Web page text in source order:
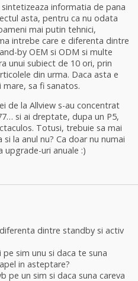
informatia de pana
asta, pentru ca nu odata
mai putin tehnici,
intrebe care e diferenta dintre
by OEM si ODM si multe
unui subiect de 10 ori, prin
din urma. Daca asta e
sa fi sanatos.
de la Allview s-au concentrat
si ai dreptate, dupa un P5,
Totusi, trebuie sa mai
si la anul nu? Ca doar nu numai
upgrade-uri anuale :)
dintre standby si activ
sim unu si daca te suna
in asteptare?
pe un sim si daca suna careva